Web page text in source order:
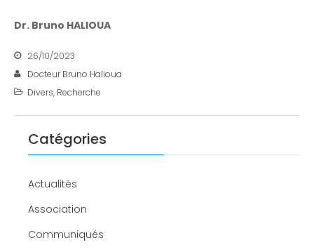
Dr. Bruno HALIOUA
26/10/2023
Docteur Bruno Halioua
Divers, Recherche
Catégories
Actualités
Association
Communiqués